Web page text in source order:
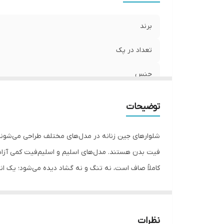
برند
تعداد در پک
جنس
اندازه فاق
دور ران
توضیحات
شلوارهای جین زنانه در مدل‌های مختلف طراحی
کاملاً صاف است، نه تنگ و نه گشاد دیده می‌شود؛ یک
مدل‌های تنگ‌تر جمع‌تر و در مدل‌های آزادتر راحت‌تر و
نظرات